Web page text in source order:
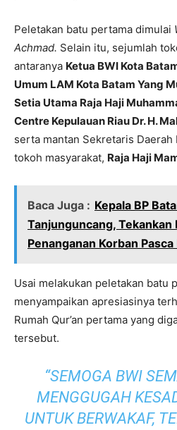
Peletakan batu pertama dimulai
Achmad. Selain itu, sejumlah
antaranya Ketua BWI Kota
Umum LAM Kota Batam Yang
Setia Utama Raja Haji
Centre Kepulauan Riau Dr. H.
serta mantan Sekretaris Daerah
tokoh masyarakat, Raja Haji
Baca Juga : Kepala BP
Tanjunguncang, Tekankan
Penanganan Korban
Usai melakukan peletakan batu
menyampaikan apresiasinya
Rumah Qur’an pertama yang
tersebut.
“SEMOGA BWI
MENGGUGAH
UNTUK BERWAKAF,